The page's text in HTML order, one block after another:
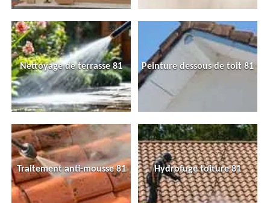
Nettoyage de terrasse 81 Peinture dessous de toit 81
Traitement anti-mousse 81 Hydrofuge toiture 81